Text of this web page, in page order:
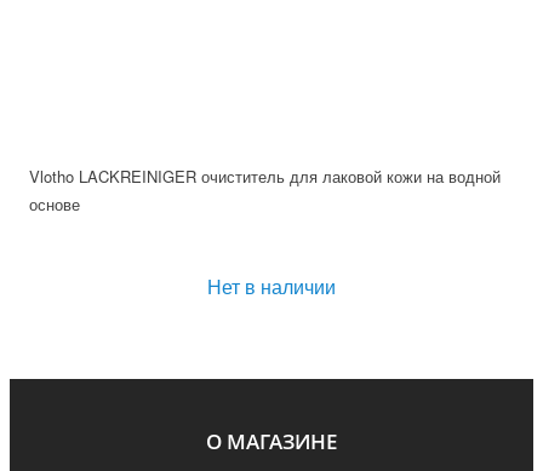
Vlotho LACKREINIGER очиститель для лаковой кожи на водной
основе
Нет в наличии
О МАГАЗИНЕ